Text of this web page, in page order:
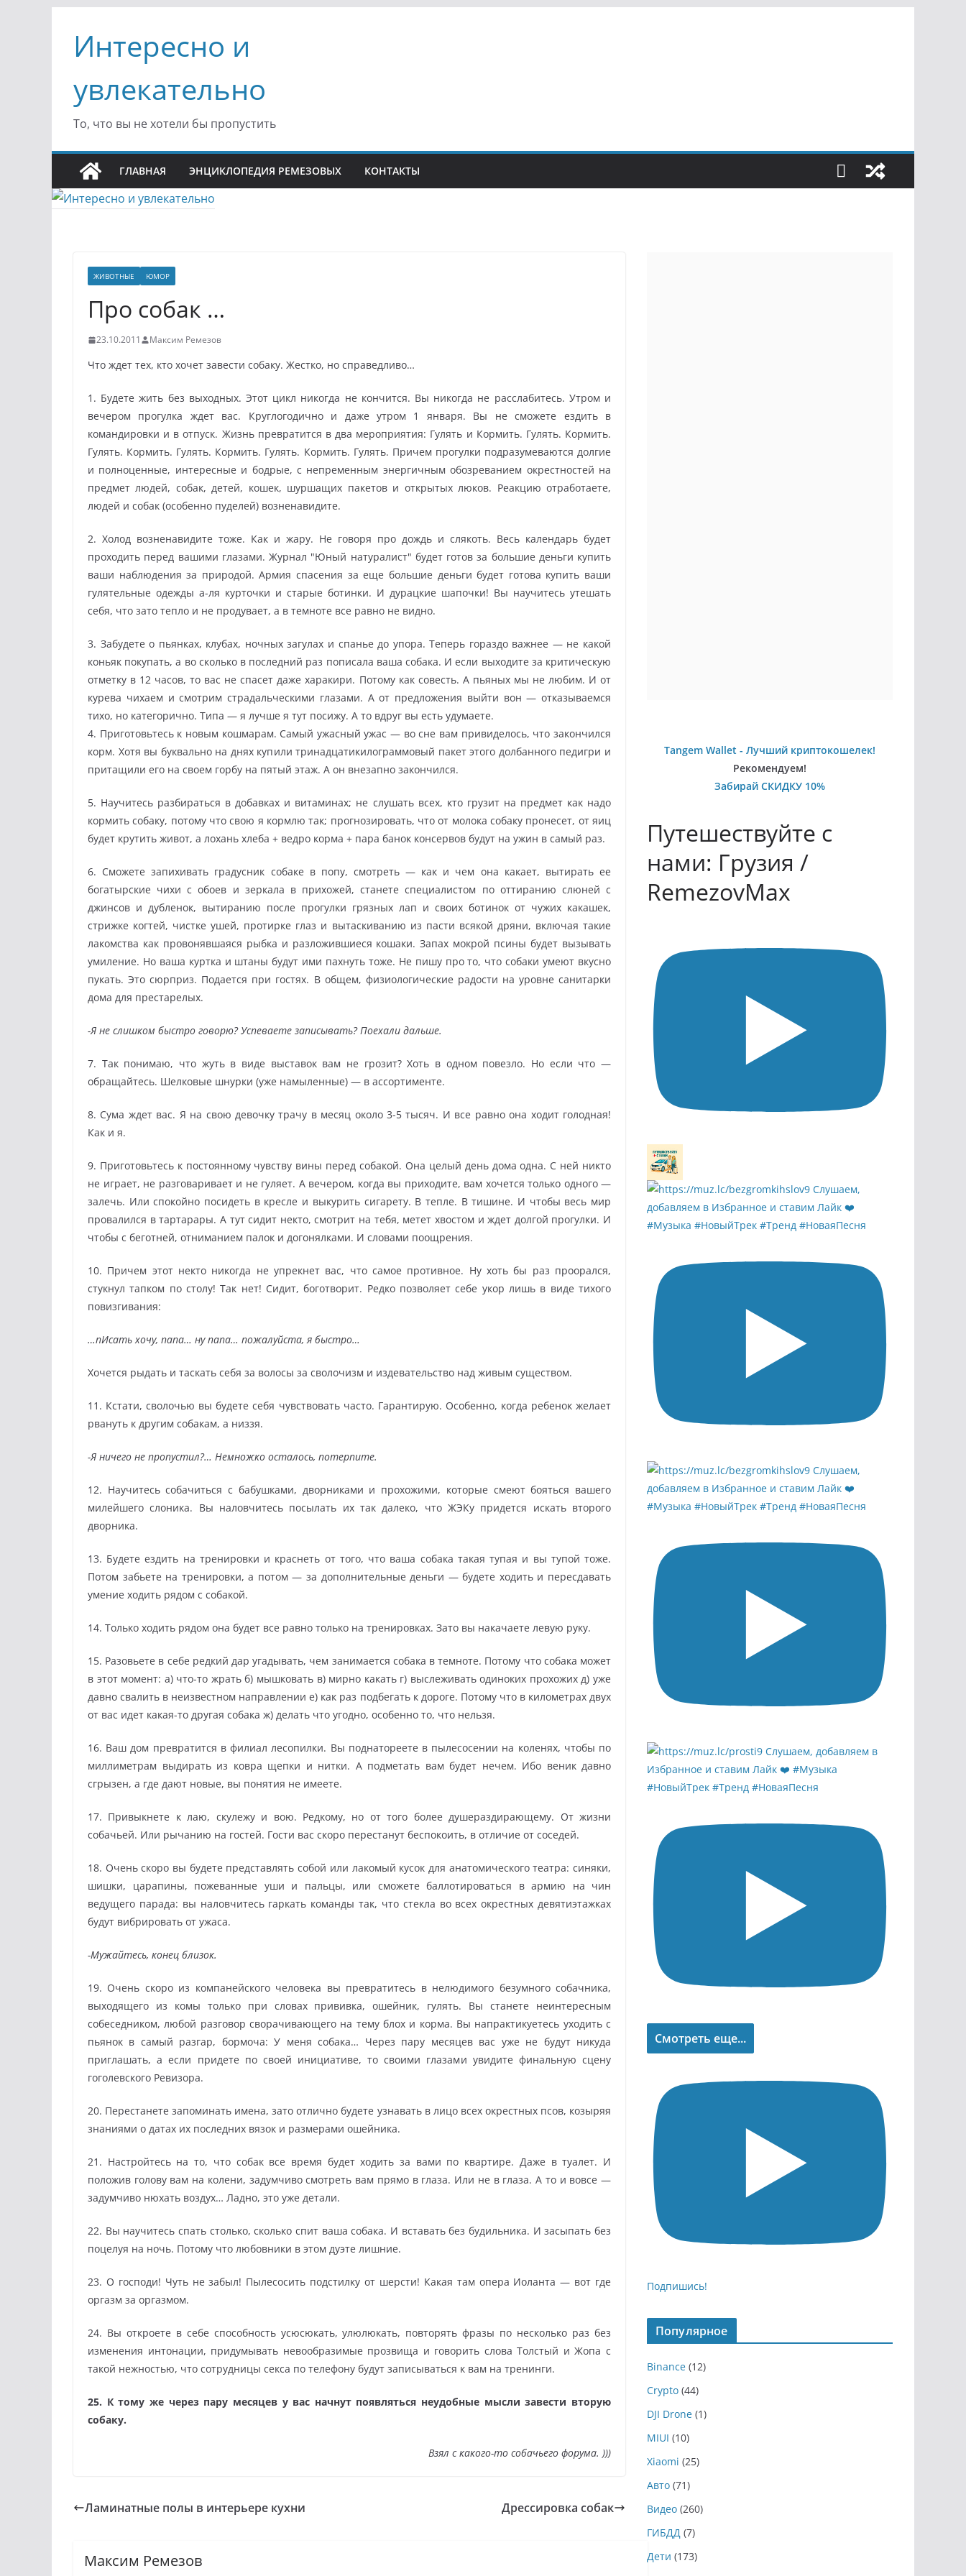
содержимому
Интересно и
увлекательно
То, что вы не хотели бы пропустить
ГЛАВНАЯ ЭНЦИКЛОПЕДИЯ РЕМЕЗОВЫХ КОНТАКТЫ
ЖИВОТНЫЕ ЮМОР
Про собак …
23.10.2011 Максим Ремезов
Что ждет тех, кто хочет завести собаку. Жестко, но справедливо…
1. Будете жить без выходных. Этот цикл никогда не кончится. Вы никогда не расслабитесь. Утром и
вечером прогулка ждет вас. Круглогодично и даже утром 1 января. Вы не сможете ездить в
командировки и в отпуск. Жизнь превратится в два мероприятия: Гулять и Кормить. Гулять. Кормить.
Гулять. Кормить. Гулять. Кормить. Гулять. Кормить. Гулять. Причем прогулки подразумеваются долгие
и полноценные, интересные и бодрые, с непременным энергичным обозреванием окрестностей на
предмет людей, собак, детей, кошек, шуршащих пакетов и открытых люков. Реакцию отработаете,
людей и собак (особенно пуделей) возненавидите.
2. Холод возненавидите тоже. Как и жару. Не говоря про дождь и слякоть. Весь календарь будет
проходить перед вашими глазами. Журнал "Юный натуралист" будет готов за большие деньги купить
ваши наблюдения за природой. Армия спасения за еще большие деньги будет готова купить ваши
гулятельные одежды а-ля курточки и старые ботинки. И дурацкие шапочки! Вы научитесь утешать
себя, что зато тепло и не продувает, а в темноте все равно не видно.
3. Забудете о пьянках, клубах, ночных загулах и спанье до упора. Теперь гораздо важнее — не какой
коньяк покупать, а во сколько в последний раз пописала ваша собака. И если выходите за критическую
отметку в 12 часов, то вас не спасет даже харакири. Потому как совесть. А пьяных мы не любим. И от
курева чихаем и смотрим страдальческими глазами. А от предложения выйти вон — отказываемся
тихо, но категорично. Типа — я лучше я тут посижу. А то вдруг вы есть удумаете.
4. Приготовьтесь к новым кошмарам. Самый ужасный ужас — во сне вам привиделось, что закончился
корм. Хотя вы буквально на днях купили тринадцатикилограммовый пакет этого долбанного педигри и
притащили его на своем горбу на пятый этаж. А он внезапно закончился.
5. Научитесь разбираться в добавках и витаминах; не слушать всех, кто грузит на предмет как надо
кормить собаку, потому что свою я кормлю так; прогнозировать, что от молока собаку пронесет, от яиц
будет крутить живот, а лохань хлеба + ведро корма + пара банок консервов будут на ужин в самый раз.
6. Сможете запихивать градусник собаке в попу, смотреть — как и чем она какает, вытирать ее
богатырские чихи с обоев и зеркала в прихожей, станете специалистом по оттиранию слюней с
джинсов и дубленок, вытиранию после прогулки грязных лап и своих ботинок от чужих какашек,
стрижке когтей, чистке ушей, протирке глаз и вытаскиванию из пасти всякой дряни, включая такие
лакомства как провонявшаяся рыбка и разложившиеся кошаки. Запах мокрой псины будет вызывать
умиление. Но ваша куртка и штаны будут ими пахнуть тоже. Не пишу про то, что собаки умеют вкусно
пукать. Это сюрприз. Подается при гостях. В общем, физиологические радости на уровне санитарки
дома для престарелых.
-Я не слишком быстро говорю? Успеваете записывать? Поехали дальше.
7. Так понимаю, что жуть в виде выставок вам не грозит? Хоть в одном повезло. Но если что —
обращайтесь. Шелковые шнурки (уже намыленные) — в ассортименте.
8. Сума ждет вас. Я на свою девочку трачу в месяц около 3-5 тысяч. И все равно она ходит голодная!
Как и я.
9. Приготовьтесь к постоянному чувству вины перед собакой. Она целый день дома одна. С ней никто
не играет, не разговаривает и не гуляет. А вечером, когда вы приходите, вам хочется только одного —
залечь. Или спокойно посидеть в кресле и выкурить сигарету. В тепле. В тишине. И чтобы весь мир
провалился в тартарары. А тут сидит некто, смотрит на тебя, метет хвостом и ждет долгой прогулки. И
чтобы с беготней, отниманием палок и догонялками. И словами поощрения.
10. Причем этот некто никогда не упрекнет вас, что самое противное. Ну хоть бы раз проорался,
стукнул тапком по столу! Так нет! Сидит, боготворит. Редко позволяет себе укор лишь в виде тихого
повизгивания:
…пИсать хочу, папа… ну папа… пожалуйста, я быстро…
Хочется рыдать и таскать себя за волосы за сволочизм и издевательство над живым существом.
11. Кстати, сволочью вы будете себя чувствовать часто. Гарантирую. Особенно, когда ребенок желает
рвануть к другим собакам, а низзя.
-Я ничего не пропустил?… Немножко осталось, потерпите.
12. Научитесь собачиться с бабушками, дворниками и прохожими, которые смеют бояться вашего
милейшего слоника. Вы наловчитесь посылать их так далеко, что ЖЭКу придется искать второго
дворника.
13. Будете ездить на тренировки и краснеть от того, что ваша собака такая тупая и вы тупой тоже.
Потом забьете на тренировки, а потом — за дополнительные деньги — будете ходить и пересдавать
умение ходить рядом с собакой.
14. Только ходить рядом она будет все равно только на тренировках. Зато вы накачаете левую руку.
15. Разовьете в себе редкий дар угадывать, чем занимается собака в темноте. Потому что собака может
в этот момент: а) что-то жрать б) мышковать в) мирно какать г) выслеживать одиноких прохожих д) уже
давно свалить в неизвестном направлении е) как раз подбегать к дороге. Потому что в километрах двух
от вас идет какая-то другая собака ж) делать что угодно, особенно то, что нельзя.
16. Ваш дом превратится в филиал лесопилки. Вы поднатореете в пылесосении на коленях, чтобы по
миллиметрам выдирать из ковра щепки и нитки. А подметать вам будет нечем. Ибо веник давно
сгрызен, а где дают новые, вы понятия не имеете.
17. Привыкнете к лаю, скулежу и вою. Редкому, но от того более душераздирающему. От жизни
собачьей. Или рычанию на гостей. Гости вас скоро перестанут беспокоить, в отличие от соседей.
18. Очень скоро вы будете представлять собой или лакомый кусок для анатомического театра: синяки,
шишки, царапины, пожеванные уши и пальцы, или сможете баллотироваться в армию на чин
ведущего парада: вы наловчитесь гаркать команды так, что стекла во всех окрестных девятиэтажках
будут вибрировать от ужаса.
-Мужайтесь, конец близок.
19. Очень скоро из компанейского человека вы превратитесь в нелюдимого безумного собачника,
выходящего из комы только при словах прививка, ошейник, гулять. Вы станете неинтересным
собеседником, любой разговор сворачивающего на тему блох и корма. Вы напрактикуетесь уходить с
пьянок в самый разгар, бормоча: У меня собака… Через пару месяцев вас уже не будут никуда
приглашать, а если придете по своей инициативе, то своими глазами увидите финальную сцену
гоголевского Ревизора.
20. Перестанете запоминать имена, зато отлично будете узнавать в лицо всех окрестных псов, козыряя
знаниями о датах их последних вязок и размерами ошейника.
21. Настройтесь на то, что собак все время будет ходить за вами по квартире. Даже в туалет. И
положив голову вам на колени, задумчиво смотреть вам прямо в глаза. Или не в глаза. А то и вовсе —
задумчиво нюхать воздух… Ладно, это уже детали.
22. Вы научитесь спать столько, сколько спит ваша собака. И вставать без будильника. И засыпать без
поцелуя на ночь. Потому что любовники в этом дуэте лишние.
23. О господи! Чуть не забыл! Пылесосить подстилку от шерсти! Какая там опера Иоланта — вот где
оргазм за оргазмом.
24. Вы откроете в себе способность усюсюкать, улюлюкать, повторять фразы по несколько раз без
изменения интонации, придумывать невообразимые прозвища и говорить слова Толстый и Жопа с
такой нежностью, что сотрудницы секса по телефону будут записываться к вам на тренинги.
25. К тому же через пару месяцев у вас начнут появляться неудобные мысли завести вторую
собаку.
Взял с какого-то собачьего форума. )))
Ламинатные полы в интерьере кухни Дрессировка собак
Максим Ремезов
Tangem Wallet - Лучший криптокошелек!
Рекомендуем!
Забирай СКИДКУ 10%
Путешествуйте с
нами: Грузия /
RemezovMax
Смотреть еще...
Подпишись!
Популярное
Binance (12)
Crypto (44)
DJI Drone (1)
MIUI (10)
Xiaomi (25)
Авто (71)
Видео (260)
ГИБДД (7)
Дети (173)